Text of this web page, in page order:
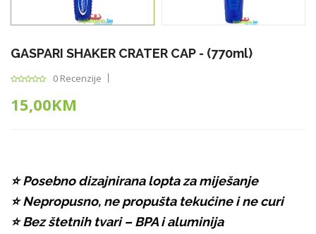
GASPARI SHAKER CRATER CAP - (770ml)
0 Recenzije
15,00KM
⭐ Posebno dizajnirana lopta za miješanje
⭐ Nepropusno, ne propušta tekućine i ne curi
⭐ Bez štetnih tvari – BPA i aluminija